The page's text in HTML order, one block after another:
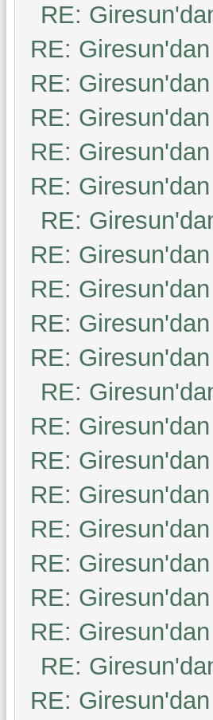
RE:
RE:
RE:
RE:
RE:
RE:
RE:
RE:
RE:
RE:
RE:
RE:
RE:
RE:
RE:
RE:
RE:
RE:
RE:
RE:
RE: